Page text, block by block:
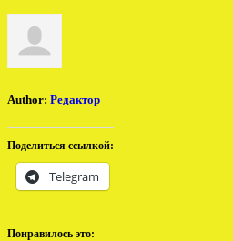
Author: Редактор
Поделиться ссылкой:
Telegram
Понравилось это: